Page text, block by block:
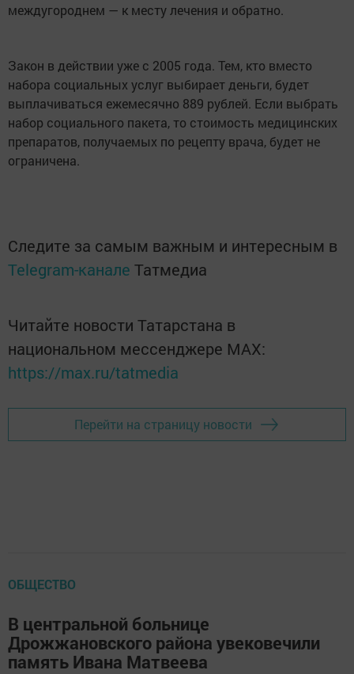
междугороднем — к месту лечения и обратно.
Закон в действии уже с 2005 года.​ Тем, кто вместо
набора социальных услуг выбирает деньги, будет
выплачиваться ежемесячно 889 рублей. Если выбрать
набор социального пакета, то стоимость медицинских
препаратов, получаемых по рецепту врача, будет не
ограничена.​
Следите за самым важным и интересным в
Telegram-канале Татмедиа
Читайте новости Татарстана в
национальном мессенджере MАХ:
https://max.ru/tatmedia
Перейти на страницу новости
ОБЩЕСТВО
В центральной больнице
Дрожжановского района увековечили
память Ивана Матвеева